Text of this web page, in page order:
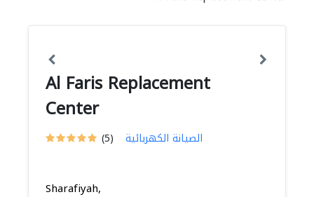
Al Faris Replacement
Center
(5) الصيانة الكهربائية
Sharafiyah,